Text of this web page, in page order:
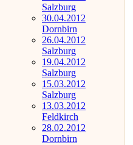
Salzburg
30.04.2012
Dornbirn
26.04.2012
Salzburg
19.04.2012
Salzburg
15.03.2012
Salzburg
13.03.2012
Feldkirch
28.02.2012
Dornbirn